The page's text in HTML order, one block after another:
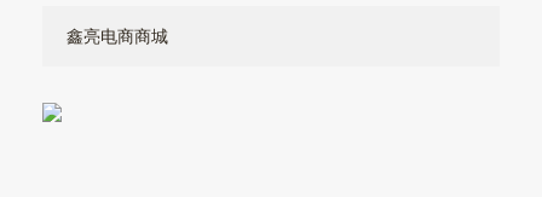
鑫亮电商商城